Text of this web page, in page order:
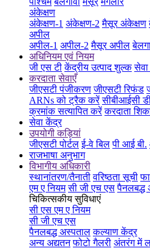
अंकेक्षण
अंकेक्षण-1 अंकेक्षण-2 मैसूर अंकेक्षण
अपील
अपील-1 अपील-2 मैसूर अपील
अधिनियम एवं नियम
जी एस टी केंद्रीय उत्पाद शुल्क
करदाता सेवाएँ
जीएसटी पंजीकरण जीएसटी रिफंड
ARNs को ट्रैक करें सीबीआईसी
क्रमांक सत्यापित करें करदाता
सेवा केंद्र
उपयोगी कड़ियां
जीएसटी पोर्टल ई-वे बिल पी आई बी.
राजभाषा अनुभाग
विभागीय अधिकारी
स्थानांतरण/तैनाती वरिष्ठता सूची
एम ए नियम सी जी एच एस पैनलबद्ध
चिकित्सकीय सुविधाएं
सी एस एम ए नियम
सी जी एच एस
पैनलबद्ध अस्पताल कल्याण केंद्र
अन्य अद्यतन फोटो गैलरी अंतरंग में